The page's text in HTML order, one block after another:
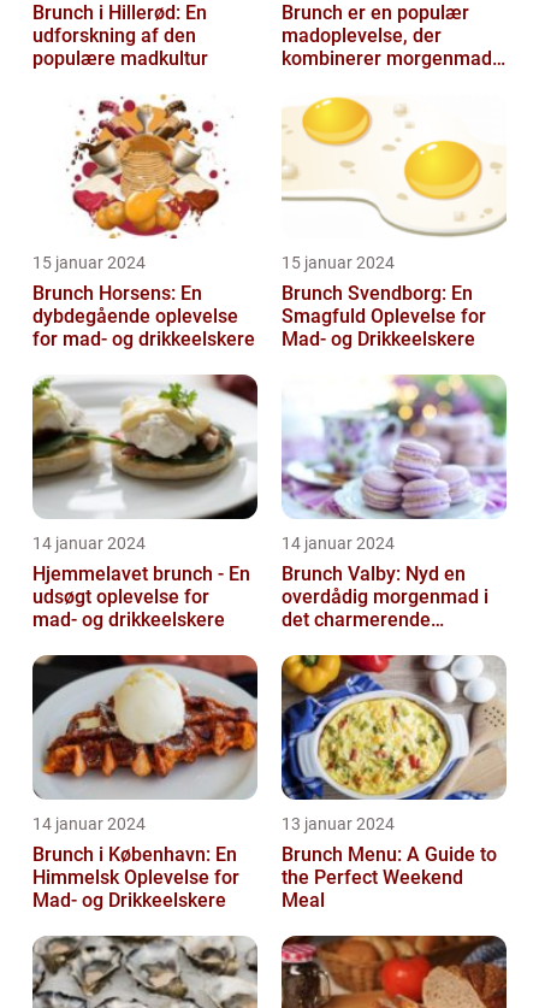
Brunch i Hillerød: En
udforskning af den
populære madkultur
Brunch er en populær
madoplevelse, der
kombinerer morgenmad
afslappet og hygg...
15 januar 2024
Brunch Horsens: En
dybdegående oplevelse
for mad- og drikkeelskere
15 januar 2024
Brunch Svendborg: En
Smagfuld Oplevelse for
Mad- og Drikkeelskere
14 januar 2024
Hjemmelavet brunch - En
udsøgt oplevelse for
mad- og drikkeelskere
14 januar 2024
Brunch Valby: Nyd en
overdådig morgenmad i
det charmerende
14 januar 2024
Brunch i København: En
Himmelsk Oplevelse for
Mad- og Drikkeelskere
13 januar 2024
Brunch Menu: A Guide to
the Perfect Weekend
Meal